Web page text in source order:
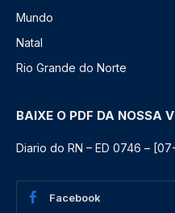
Mundo
Natal
Rio Grande do Norte
BAIXE O PDF DA NOSSA
Diario do RN – ED 0746 –
Facebook